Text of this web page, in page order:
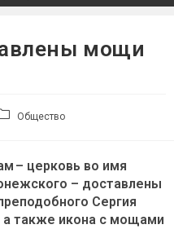
мощи
Общество
– церковь во имя
– доставлены
Сергия
а также икона с мощами